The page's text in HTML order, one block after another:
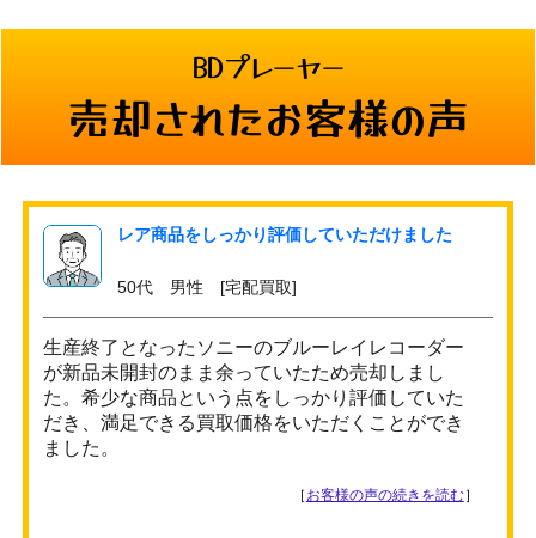
BDプレーヤー
売却されたお客様の声
レア商品をしっかり評価していただけました
50代 男性 [宅配買取]
生産終了となったソニーのブルーレイレコーダー
が新品未開封のまま余っていたため売却しまし
た。希少な商品という点をしっかり評価していた
だき、満足できる買取価格をいただくことができ
ました。
［ お客様の声の続きを読む］